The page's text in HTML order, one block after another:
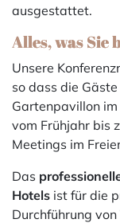
ausgestattet.
Alles, was Sie
Unsere
so dass die
Gartenpavillon im
vom Frühjahr bis
Meetings im
Das
Hotels ist für die
Durchführung